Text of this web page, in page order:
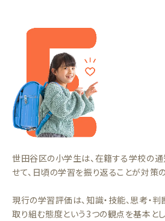
世田谷区の小学生は、在籍する学校の
せて、日頃の学習を振り返ることが対策
現行の学習評価は、知識・技能、思考・
取り組む態度という3つの観点を基本と